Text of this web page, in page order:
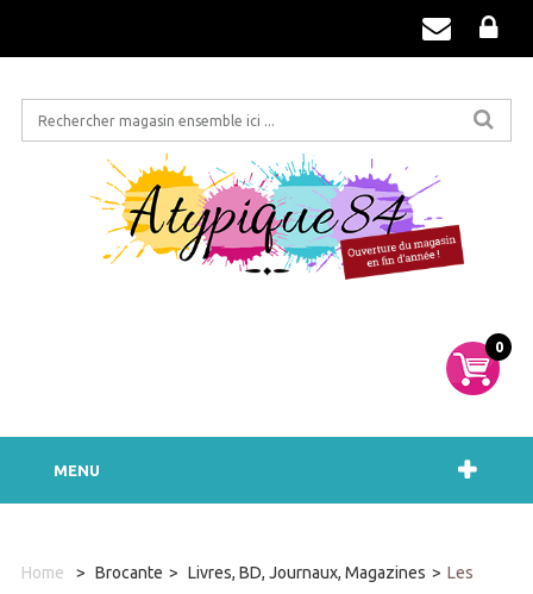
0
MENU
Home > Brocante > Livres, BD, Journaux, Magazines > Les